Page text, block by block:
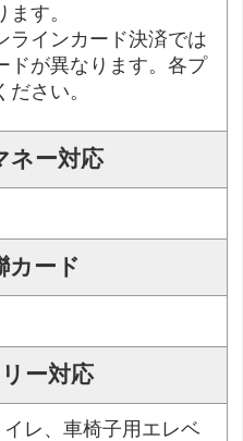
す。
ラインカード決済では
ドが異なります。各プ
さい。
ネー対応
カード
ー対応
レ、車椅子用エレベ